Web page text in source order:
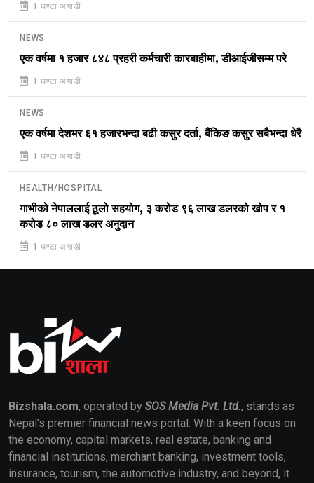
1 घण्टा अगाडी
NEWS
एक वर्षमा १ हजार ८४८ प्रहरी कर्मचारी कारबाहीमा, डीआईजीसम्म परे
1 घण्टा अगाडी
NEWS
एक वर्षमा देशभर ६१ हजारभन्दा बढी कसुर दर्ता, बैंकिङ कसुर सबैभन्दा धेरै
1 घण्टा अगाडी
HEALTH/HOSPITAL
गाभीको नेपाललाई ठूलो सहयोग, ३ करोड ९६ लाख डलरको खोप र १
करोड ८० लाख डलर अनुदान
1 घण्टा अगाडी
Bizshala.com, operated by SOS Media Pvt. Ltd., stands as
Nepal's premier financial news portal. With a keen focus on
the economy, capital markets, real estate, banking and
financial institutions, merchant banking, investment tools,
insurance, tourism, the automotive industry, and beyond, it